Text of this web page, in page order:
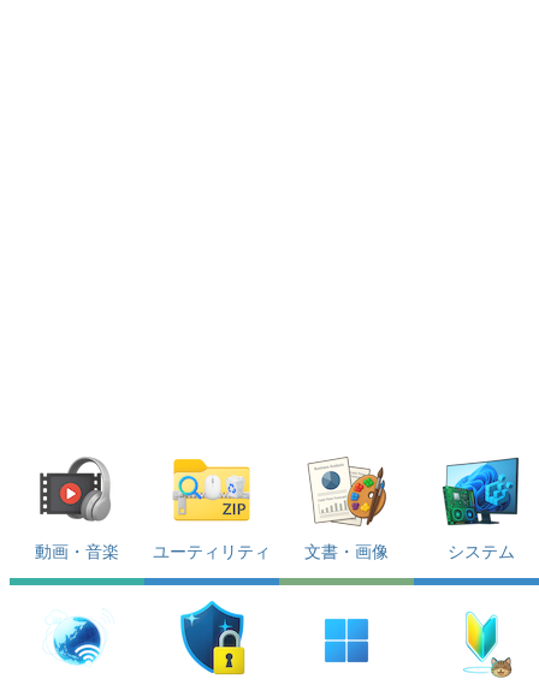
動画・音楽 ユーティリティ 文書・画像 システム